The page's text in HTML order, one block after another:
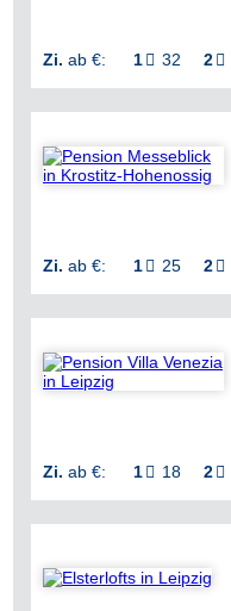
Zi. ab €: 1  32 2 
Zi. ab €: 1  25 2 
Zi. ab €: 1  18 2 